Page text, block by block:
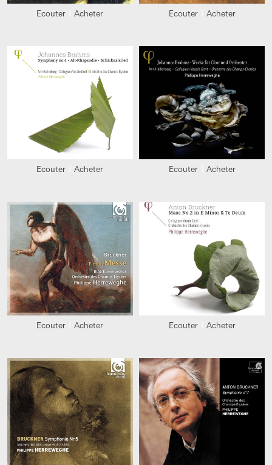
Ecouter Acheter Ecouter Acheter
Ecouter Acheter Ecouter Acheter
Ecouter Acheter Ecouter Acheter